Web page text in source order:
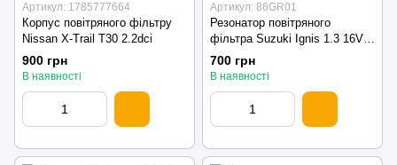
Артикул: 1785777664
Корпус повітряного фільтру
Nissan X-Trail T30 2.2dci
900 грн
В наявності
Артикул: 86GR01
Резонатор повітряного
фільтра Suzuki Ignis 1.3 16V,
1.5 16V 2003-2008 86GR01
700 грн
В наявності